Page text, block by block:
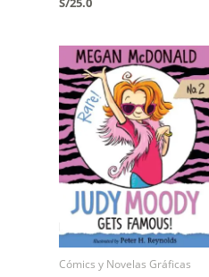
Cómics y Novelas Gráficas